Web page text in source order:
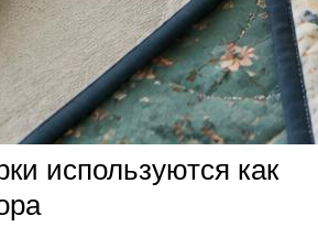
используются как